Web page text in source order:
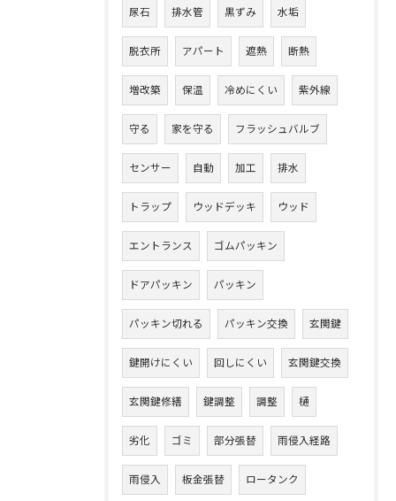
尿石 排水管 黒ずみ 水垢
脱衣所 アパート 遮熱 断熱
増改築 保温 冷めにくい 紫外線
守る 家を守る フラッシュバルブ
センサー 自動 加工 排水
トラップ ウッドデッキ ウッド
エントランス ゴムパッキン
ドアパッキン パッキン
パッキン切れる パッキン交換 玄関鍵
鍵開けにくい 回しにくい 玄関鍵交換
玄関鍵修繕 鍵調整 調整 樋
劣化 ゴミ 部分張替 雨侵入経路
雨侵入 板金張替 ロータンク